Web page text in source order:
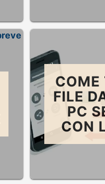
COME
FILE
PC
CON